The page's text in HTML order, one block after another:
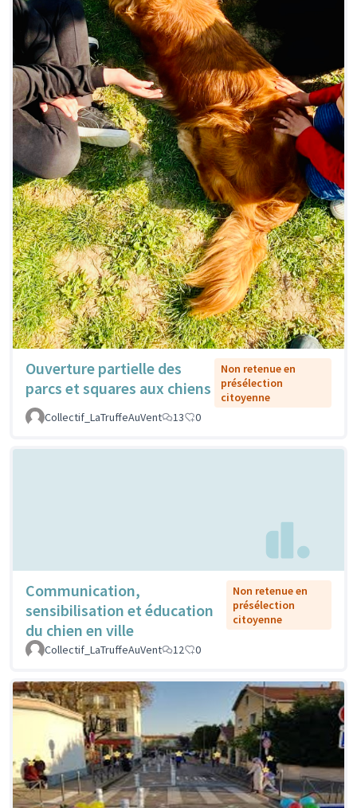
Ouverture partielle des
parcs et squares aux chiens
Non retenue en
présélection
citoyenne
Collectif_LaTruffeAuVent
13 0
Communication,
sensibilisation et éducation
du chien en ville
Non retenue en
présélection
citoyenne
Collectif_LaTruffeAuVent 12 0